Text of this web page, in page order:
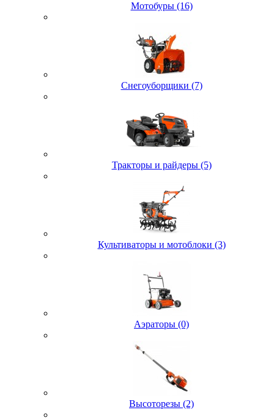
Мотобуры (16)
Снегоуборщики (7)
Тракторы и райдеры (5)
Культиваторы и мотоблоки (3)
Аэраторы (0)
Высоторезы (2)